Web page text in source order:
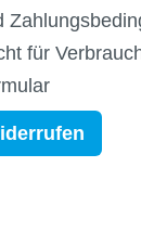
für